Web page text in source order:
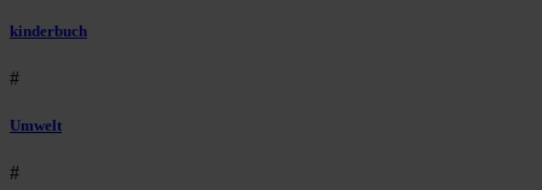
kinderbuch
#
Umwelt
#